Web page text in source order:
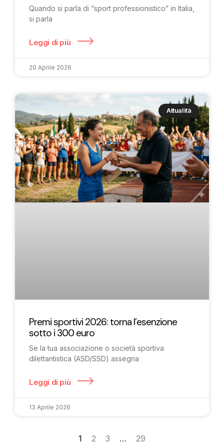
Quando si parla di “sport professionistico” in Italia,
si parla
Leggi di più
20 Aprile 2026
Attualità
Premi sportivi 2026: torna l’esenzione
sotto i 300 euro
Se la tua associazione o società sportiva
dilettantistica (ASD/SSD) assegna
Leggi di più
13 Aprile 2026
1 2 3 … 29